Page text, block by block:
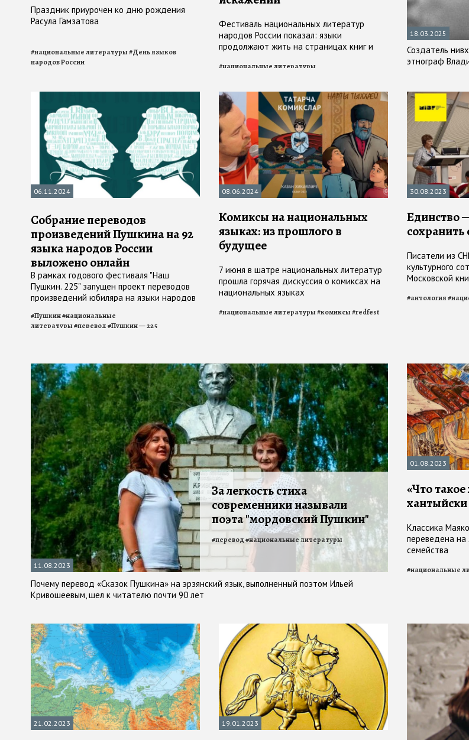
Праздник приурочен ко дню рождения
Расула Гамзатова
#национальные литературы#День языков
народов России
Фестиваль национальных литератур
народов России показал: языки
продолжают жить на страницах книг и
интернет-пространстве
#национальные литературы
18.03.2025
Создатель
этнограф
06.11.2024
Собрание переводов
произведений Пушкина на 92
языка народов России
выложено онлайн
В рамках годового фестиваля "Наш
Пушкин. 225" запущен проект переводов
произведений юбиляра на языки народов
переводов еще не было
#Пушкин#национальные
литературы#перевод#Пушкин — 225
08.06.2024
Комиксы на национальных
языках: из прошлого в
будущее
7 июня в шатре национальных литератур
прошла горячая дискуссия о комиксах на
национальных языках
#национальные литературы#комиксы#redfest
30.08.2023
Единство
сохранить
Писатели из
культурного
Московской
#антология#
11.08.2023
За легкость стиха
современники называли
поэта "мордовский Пушкин"
Почему перевод «Сказок Пушкина» на эрзянский язык, выполненный поэтом Ильей
Кривошеевым, шел к читателю почти 90 лет
#перевод#национальные литературы
01.08.2023
«Что
хантыйски
Классика
переведена на
семейства
#национальные
21.02.2023 19.01.2023